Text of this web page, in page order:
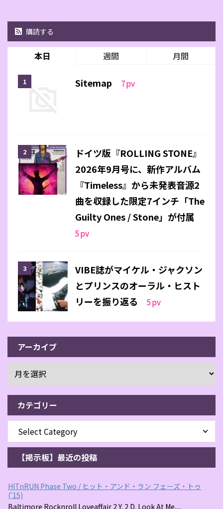
購読する
本日 週間 月間
Sitemap 7pv
ドイツ版『ROLLING STONE』
2026年9月号に、新作アルバム
『Timeless』から未発表音源2
曲を収録した限定7インチ「The
Guilty Ones / Stone」が付属
5pv
VIBE誌がマイケル・ジャクソン
とプリンスのオーラル・ヒスト
リーを振り返る
5pv
アーカイブ
カテゴリー
【掲示板】最近の投稿
HITnRUN Phase Two / ヒット・アンド・ラン フェーズ・トゥ
('15)
Baltimore Rocknroll Loveaffair 2 Y. 2 D. Look At Me,...